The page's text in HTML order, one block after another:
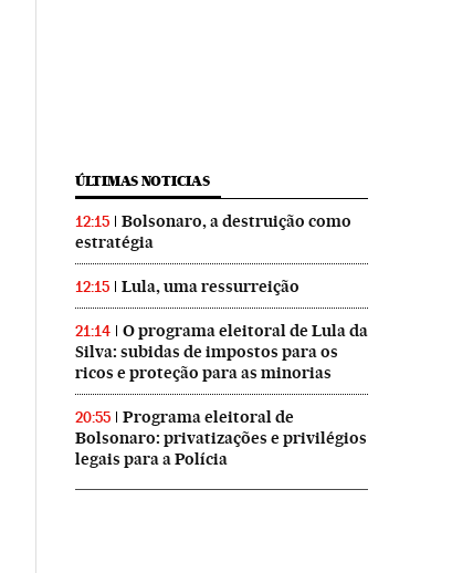
ÚLTIMAS NOTICIAS
12:15
Bolsonaro, a destruição como
estratégia
12:15 Lula, uma ressurreição
21:14
O programa eleitoral de Lula da
Silva: subidas de impostos para os
ricos e proteção para as minorias
20:55
Programa eleitoral de
Bolsonaro: privatizações e privilégios
legais para a Polícia